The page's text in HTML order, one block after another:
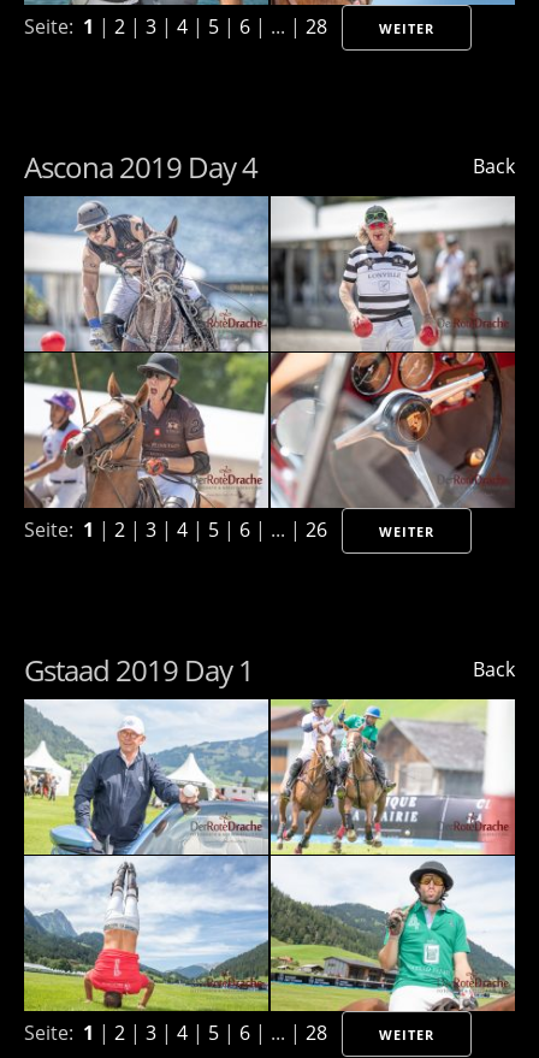
Seite: 1 | 2 | 3 | 4 | 5 | 6 | ... | 28 WEITER
Back
Ascona 2019 Day 4
Seite: 1 | 2 | 3 | 4 | 5 | 6 | ... | 26 WEITER
Back
Gstaad 2019 Day 1
Seite: 1 | 2 | 3 | 4 | 5 | 6 | ... | 28 WEITER